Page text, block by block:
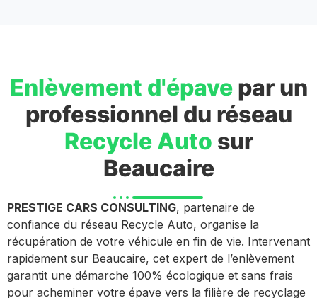
Enlèvement d'épavepar un
professionnel du réseau
Recycle Auto sur
Beaucaire
PRESTIGE CARS CONSULTING, partenaire de
confiance du réseau Recycle Auto, organise la
récupération de votre véhicule en fin de vie. Intervenant
rapidement sur Beaucaire, cet expert de l’enlèvement
garantit une démarche 100% écologique et sans frais
pour acheminer votre épave vers la filière de recyclage